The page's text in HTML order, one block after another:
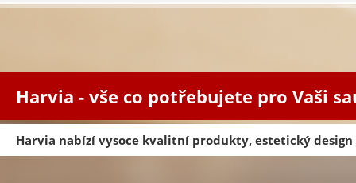
Harvia - vše co potřebujete pro Vaši
Harvia nabízí vysoce kvalitní produkty, estetický design